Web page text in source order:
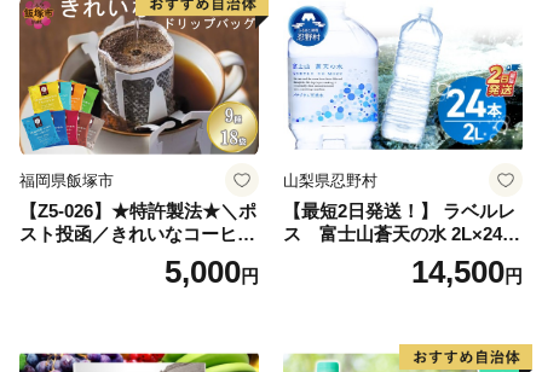
小分け お土産 お取り寄せ グ
ルメ 福岡 九州 福岡県 国産
日本 ふかむし茶 ふかむし 家
庭用 自宅用 ちゃ りょくちゃ
ふかむしちゃ 急須 甘み 川崎
町 送料無料
福岡県飯塚市
【Z5-026】★特許製法★＼ポ
スト投函／きれいなコーヒー
ドリップバッグ9種セット(18
袋)ゆうパケットでお届け！
5,000円
山梨県忍野村
【最短2日発送！】 ラベルレ
ス 富士山蒼天の水 2L×24本
（4ケース）※離島不可 天然
水 ミネラルウォーター 水 ペ
産 シリカ ミネラル 美容 備蓄
14,500円